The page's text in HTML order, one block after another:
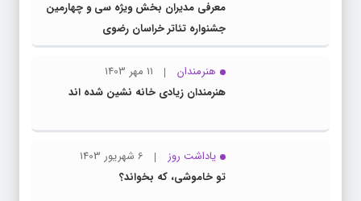
معرفی مدیران بخش ویژه سی و چهارمین
جشنواره تئاتر خراسان رضوی
هنرمندان
11 مهر 1403
هنرمندان زیادی خانه نشین شده اند
یاداشت روز
6 شهریور 1403
تو خاموشی، که بخواند؟